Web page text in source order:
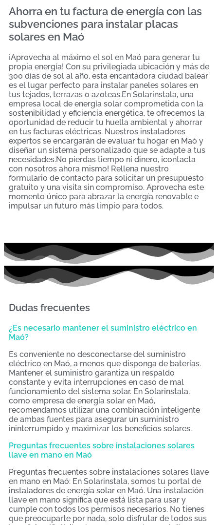
Ahorra en tu factura de energía con las
subvenciones para instalar placas
solares en Maó
¡Aprovecha al máximo el sol en Maó para generar tu
propia energía! Con su privilegiada ubicación y más de
300 días de sol al año, esta encantadora ciudad balear
es el lugar perfecto para instalar paneles solares en
tus tejados, terrazas o azoteas.En Solarinstala, una
empresa local de energía solar comprometida con la
sostenibilidad y eficiencia energética, te ofrecemos la
oportunidad de reducir tu huella ambiental y ahorrar
en tus facturas eléctricas. Nuestros instaladores
expertos se encargarán de evaluar tu hogar en Maó y
diseñar un sistema personalizado que se adapte a tus
necesidades.No pierdas tiempo ni dinero, ¡contacta
con nosotros ahora mismo! Rellena nuestro
formulario de contacto para solicitar un presupuesto
gratuito y una visita sin compromiso. Aprovecha este
momento único para abrazar la energía renovable e
impulsar un futuro más limpio para todos.
Dudas frecuentes
¿Es necesario mantener el suministro eléctrico en
Maó?
Es conveniente no desconectarse del suministro
eléctrico en Maó, a menos que disponga de baterías.
Mantener el suministro garantiza un respaldo
constante y evita interrupciones en caso de mal
funcionamiento del sistema solar. En Solarinstala,
como empresa de energía solar en Maó,
recomendamos utilizar una combinación inteligente
de ambas fuentes para asegurar un suministro
ininterrumpido y maximizar los beneficios solares.
Preguntas frecuentes sobre instalaciones solares
llave en mano en Maó
Preguntas frecuentes sobre instalaciones solares llave
en mano en Maó: En Solarinstala, somos tu portal de
instaladores de energía solar en Maó. Una instalación
llave en mano significa que está lista para usar y
cumple con todos los permisos necesarios. No tienes
que preocuparte por nada, solo disfrutar de todos sus